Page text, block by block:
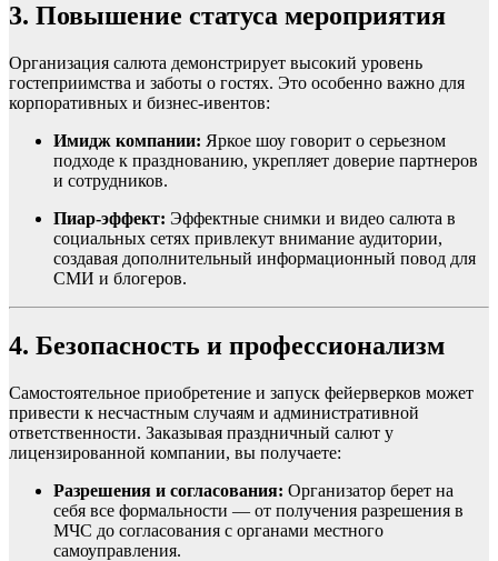
3. Повышение статуса мероприятия
Организация салюта демонстрирует высокий уровень
гостеприимства и заботы о гостях. Это особенно важно для
корпоративных и бизнес-ивентов:
Имидж компании: Яркое шоу говорит о серьезном
подходе к празднованию, укрепляет доверие партнеров
и сотрудников.
Пиар-эффект: Эффектные снимки и видео салюта в
социальных сетях привлекут внимание аудитории,
создавая дополнительный информационный повод для
СМИ и блогеров.
4. Безопасность и профессионализм
Самостоятельное приобретение и запуск фейерверков может
привести к несчастным случаям и административной
ответственности. Заказывая праздничный салют у
лицензированной компании, вы получаете:
Разрешения и согласования: Организатор берет на
себя все формальности — от получения разрешения в
МЧС до согласования с органами местного
самоуправления.